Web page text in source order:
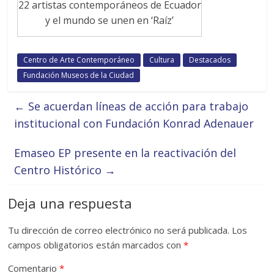
22 artistas contemporáneos de Ecuador
y el mundo se unen en ‘Raíz’
Centro de Arte Contemporáneo Cultura
Destacados
Fundación Museos de la Ciudad
← Se acuerdan líneas de acción para trabajo
institucional con Fundación Konrad Adenauer
Emaseo EP presente en la reactivación del
Centro Histórico →
Deja una respuesta
Tu dirección de correo electrónico no será publicada. Los
campos obligatorios están marcados con*
Comentario*